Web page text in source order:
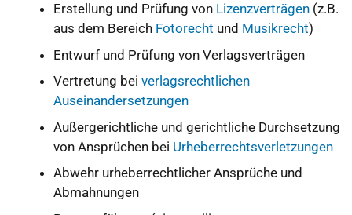
Erstellung und Prüfung von Lizenzverträgen (z.B.
aus dem Bereich Fotorecht und Musikrecht)
Entwurf und Prüfung von Verlagsverträgen
Vertretung bei verlagsrechtlichen
Auseinandersetzungen
Außergerichtliche und gerichtliche Durchsetzung
von Ansprüchen bei Urheberrechtsverletzungen
Abwehr urheberrechtlicher Ansprüche und
Abmahnungen